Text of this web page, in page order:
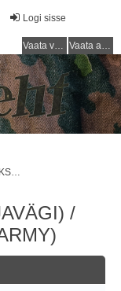
Logi sisse
Vaata vastamata teemasi Vaata aktiivseid teemasid
VARUSTUS (SAKSA SÕJAVÄGI) / EQUIPMENT (GERMAN ARMY)
/